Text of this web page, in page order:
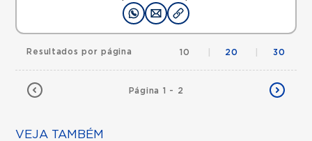
Página 1 - 2
Resultados por página 10 20 30
VEJA TAMBÉM